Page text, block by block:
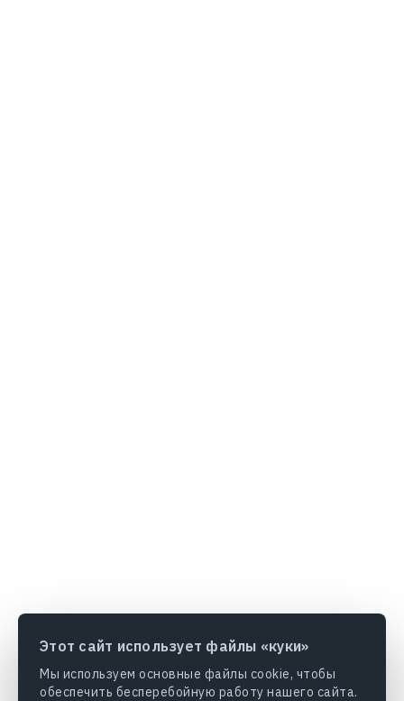
Этот сайт использует файлы «куки»
Мы используем основные файлы cookie, чтобы
обеспечить бесперебойную работу нашего сайта.